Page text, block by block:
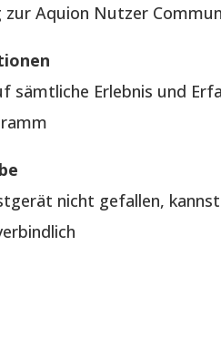
zur Aquion Nutzer
sämtliche Erlebnis und
nicht gefallen,